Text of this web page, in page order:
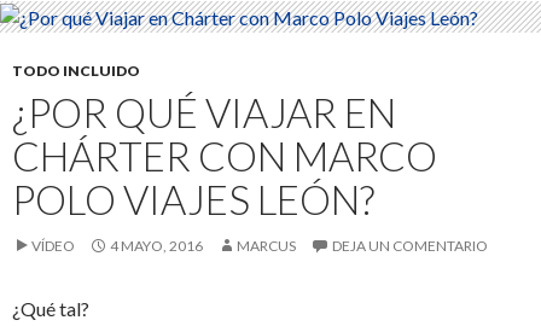
TODO INCLUIDO
¿POR QUÉ VIAJAR EN
CHÁRTER CON MARCO
POLO VIAJES LEÓN?
VÍDEO 4 MAYO, 2016 MARCUS DEJA UN COMENTARIO
¿Qué tal?